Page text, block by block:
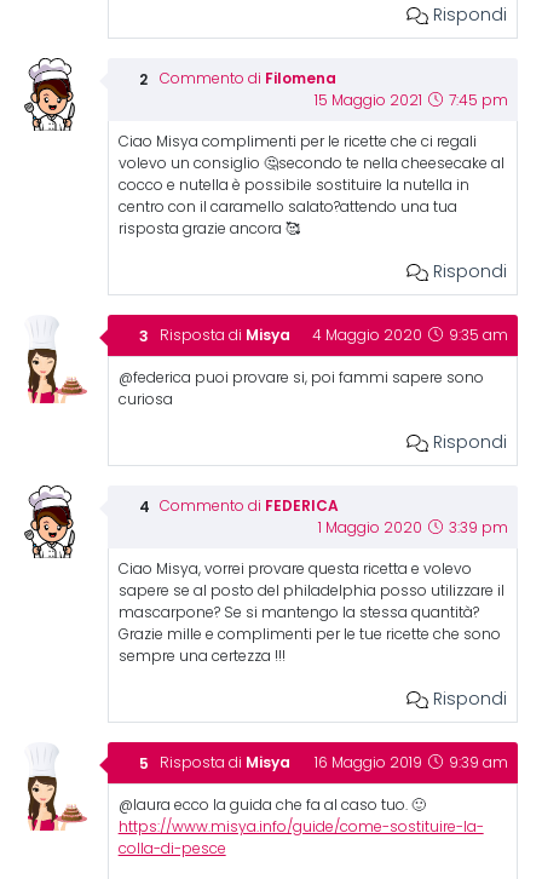
Rispondi
Commento di Filomena
15 Maggio 2021 7:45 pm
Ciao Misya complimenti per le ricette che ci regali
volevo un consiglio 🤔secondo te nella cheesecake al
cocco e nutella è possibile sostituire la nutella in
centro con il caramello salato?attendo una tua
risposta grazie ancora 🥰
Rispondi
Risposta di Misya 4 Maggio 2020 9:35 am
@federica puoi provare si, poi fammi sapere sono
curiosa
Rispondi
Commento di FEDERICA
1 Maggio 2020 3:39 pm
Ciao Misya, vorrei provare questa ricetta e volevo
sapere se al posto del philadelphia posso utilizzare il
mascarpone? Se si mantengo la stessa quantità?
Grazie mille e complimenti per le tue ricette che sono
sempre una certezza !!!
Rispondi
Risposta di Misya 16 Maggio 2019 9:39 am
@laura ecco la guida che fa al caso tuo. 🙂
https://www.misya.info/guide/come-sostituire-la-
colla-di-pesce